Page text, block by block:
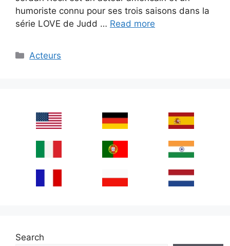
humoriste connu pour ses trois saisons dans la
série LOVE de Judd … Read more
Categories
Acteurs
Search